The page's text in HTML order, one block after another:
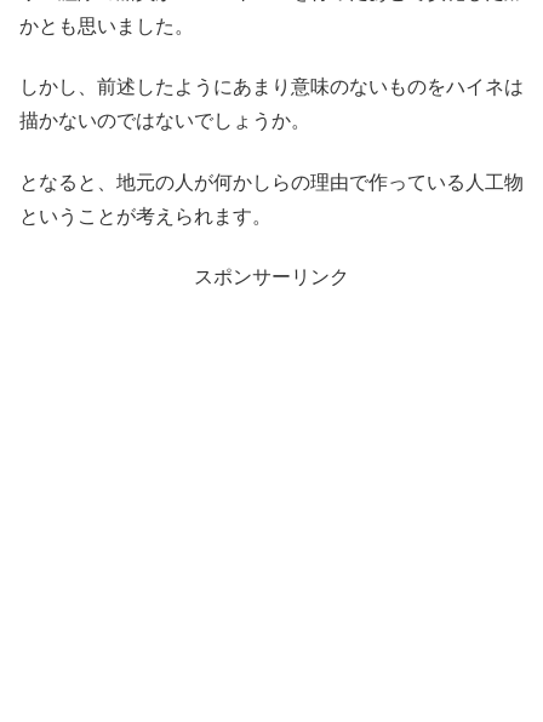
かとも思いました。
しかし、前述したようにあまり意味のないものをハイネは
描かないのではないでしょうか。
となると、地元の人が何かしらの理由で作っている人工物
ということが考えられます。
スポンサーリンク